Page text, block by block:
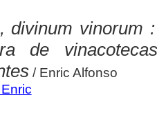
divinum vinorum
de
/ Enric Alfonso